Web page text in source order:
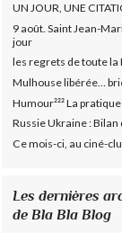
UN JOUR, UNE
9 août. Saint Jean-
jour
les regrets de toute la
Mulhouse libérée…
Humour²²² La pratique
Russie Ukraine : Bilan
Ce mois-ci, au ciné-
Les dernières
de Bla Bla Blog